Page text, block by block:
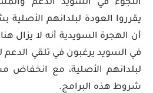
اللجوء في السويد الدعم
يقرروا العودة لبلدانهم
أن الهجرة السويدية أنه لا يزال
في السويد يرغبون في تلقي الدعم
لبلدانهم الأصلية، مع
شروط هذه البرامج.